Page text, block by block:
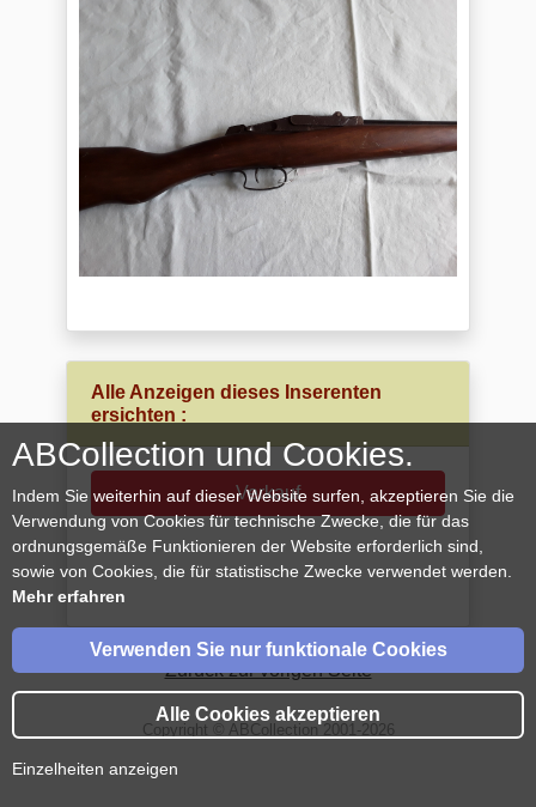
Alle Anzeigen dieses Inserenten
ersichten :
Verkauf
Zurück zur vorigen Seite
Copyright © ABCollection 2001-2026
ABCollection und Cookies.
Indem Sie weiterhin auf dieser Website surfen, akzeptieren Sie die
Verwendung von Cookies für technische Zwecke, die für das
ordnungsgemäße Funktionieren der Website erforderlich sind,
sowie von Cookies, die für statistische Zwecke verwendet werden.
Mehr erfahren
Verwenden Sie nur funktionale Cookies
Alle Cookies akzeptieren
Einzelheiten anzeigen